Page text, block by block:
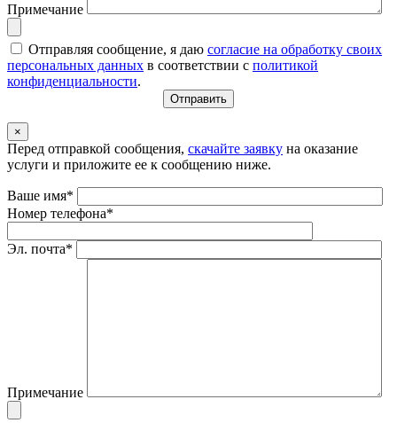
Примечание
Отправляя сообщение, я даю согласие на обработку своих
персональных данных в соответствии с политикой
конфиденциальности.
×
Перед отправкой сообщения, скачайте заявку на оказание
услуги и приложите ее к сообщению ниже.
Ваше имя*
Номер телефона*
Эл. почта*
Примечание